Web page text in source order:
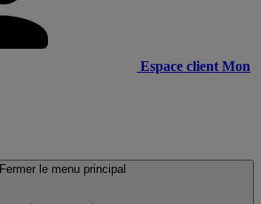
Espace client Mon
Fermer le menu principal